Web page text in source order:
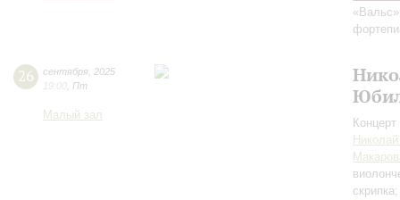
26 сентября 2025
19:00 Пт
Малый зал